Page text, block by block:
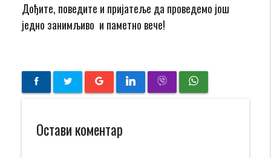
Дођите, поведите и пријатеље да проведемо још
једно занимљиво и паметно вече!
Остави коментар